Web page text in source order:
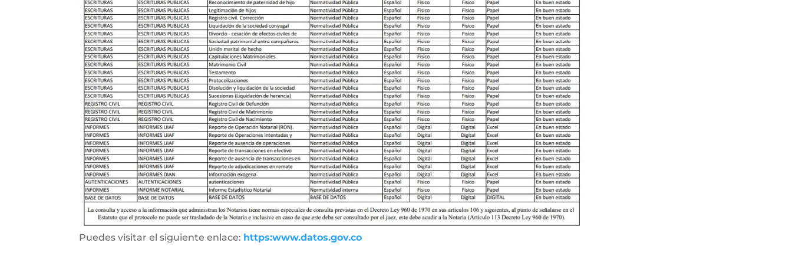
Puedes visitar el siguiente enlace: https:www.datos.gov.co